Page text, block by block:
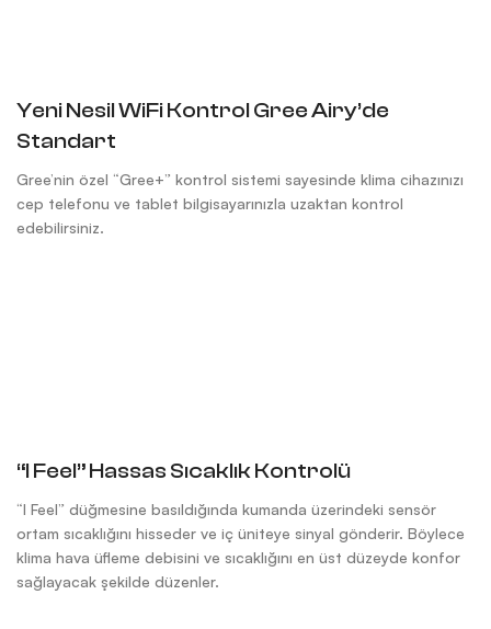
Yeni Nesil WiFi Kontrol Gree Airy’de
Standart
Gree’nin özel “Gree+” kontrol sistemi sayesinde klima cihazınızı
cep telefonu ve tablet bilgisayarınızla uzaktan kontrol
edebilirsiniz.
“I Feel” Hassas Sıcaklık Kontrolü
“I Feel” düğmesine basıldığında kumanda üzerindeki sensör
ortam sıcaklığını hisseder ve iç üniteye sinyal gönderir. Böylece
klima hava üfleme debisini ve sıcaklığını en üst düzeyde konfor
sağlayacak şekilde düzenler.